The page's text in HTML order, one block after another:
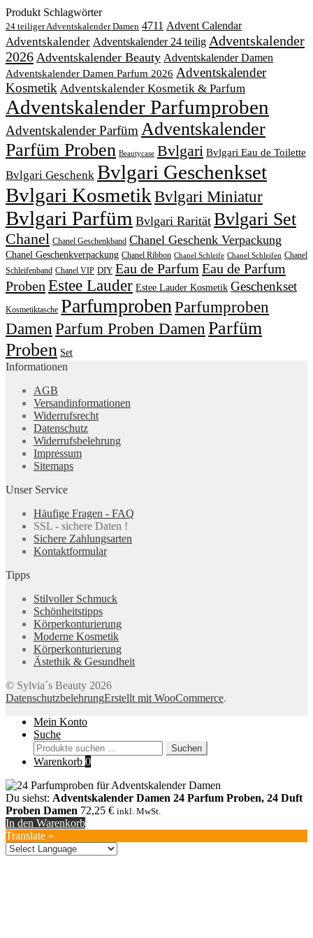
Produkt Schlagwörter
24 teiliger Adventskalender Damen 4711 Advent Calendar
Adventskalender Adventskalender 24 teilig Adventskalender
2026 Adventskalender Beauty Adventskalender Damen
Adventskalender Damen Parfum 2026 Adventskalender
Kosmetik Adventskalender Kosmetik & Parfum
Adventskalender Parfumproben
Adventskalender ParfümAdventskalender
Parfüm Proben Beautycase Bvlgari Bvlgari Eau de Toilette
Bvlgari Geschenk Bvlgari Geschenkset
Bvlgari KosmetikBvlgari Miniatur
Bvlgari Parfüm Bvlgari Rarität Bvlgari Set
Chanel Chanel Geschenkband Chanel Geschenk Verpackung
Chanel Geschenkverpackung Chanel Ribbon Chanel Schleife Chanel Schleifen Chanel
Schleifenband Chanel VIP DIY Eau de Parfum Eau de Parfum
Proben Estee Lauder Estee Lauder Kosmetik Geschenkset
Kosmetiktasche ParfumprobenParfumproben
Damen Parfum Proben Damen Parfüm
Proben Set
Informationen
AGB
Versandinformationen
Widerrufsrecht
Datenschutz
Widerrufsbelehrung
Impressum
Sitemaps
Unser Service
Häufige Fragen - FAQ
SSL - sichere Daten !
Sichere Zahlungsarten
Kontaktformular
Tipps
Stilvoller Schmuck
Schönheitstipps
Körperkonturierung
Moderne Kosmetik
Körperkonturierung
Ästethik & Gesundheit
© Sylvia´s Beauty 2026
DatenschutzbelehrungErstellt mit WooCommerce.
Mein Konto
Suche
Suchen
nach:
Suchen
Warenkorb 0
Du siehst: Adventskalender Damen 24 Parfum Proben, 24 Duft
Proben Damen 72,25 € inkl. MwSt.
In den Warenkorb
Translate »